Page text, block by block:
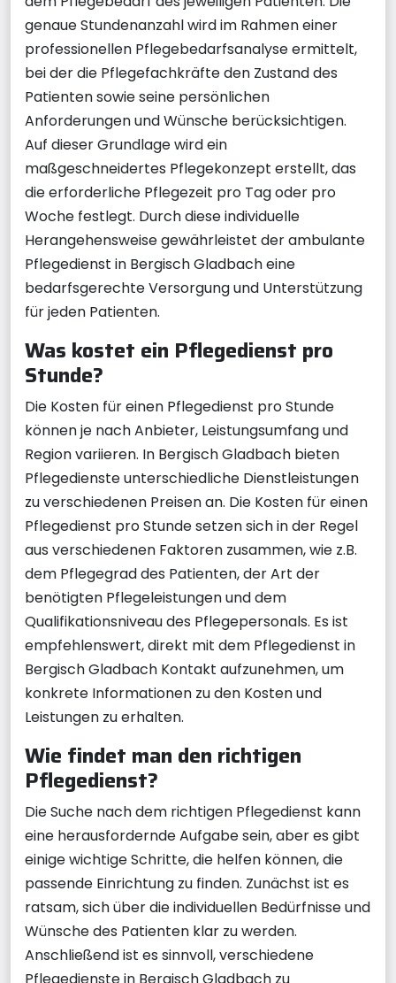
genaue Stundenanzahl wird im Rahmen einer
professionellen Pflegebedarfsanalyse ermittelt,
bei der die Pflegefachkräfte den Zustand des
Patienten sowie seine persönlichen
Anforderungen und Wünsche berücksichtigen.
Auf dieser Grundlage wird ein
maßgeschneidertes Pflegekonzept erstellt, das
die erforderliche Pflegezeit pro Tag oder pro
Woche festlegt. Durch diese individuelle
Herangehensweise gewährleistet der ambulante
Pflegedienst in Bergisch Gladbach eine
bedarfsgerechte Versorgung und Unterstützung
für jeden Patienten.
Was kostet ein Pflegedienst pro
Stunde?
Die Kosten für einen Pflegedienst pro Stunde
können je nach Anbieter, Leistungsumfang und
Region variieren. In Bergisch Gladbach bieten
Pflegedienste unterschiedliche Dienstleistungen
zu verschiedenen Preisen an. Die Kosten für einen
Pflegedienst pro Stunde setzen sich in der Regel
aus verschiedenen Faktoren zusammen, wie z.B.
dem Pflegegrad des Patienten, der Art der
benötigten Pflegeleistungen und dem
Qualifikationsniveau des Pflegepersonals. Es ist
empfehlenswert, direkt mit dem Pflegedienst in
Bergisch Gladbach Kontakt aufzunehmen, um
konkrete Informationen zu den Kosten und
Leistungen zu erhalten.
Wie findet man den richtigen
Pflegedienst?
Die Suche nach dem richtigen Pflegedienst kann
eine herausfordernde Aufgabe sein, aber es gibt
einige wichtige Schritte, die helfen können, die
passende Einrichtung zu finden. Zunächst ist es
ratsam, sich über die individuellen Bedürfnisse und
Wünsche des Patienten klar zu werden.
Anschließend ist es sinnvoll, verschiedene
Pflegedienste in Bergisch Gladbach zu